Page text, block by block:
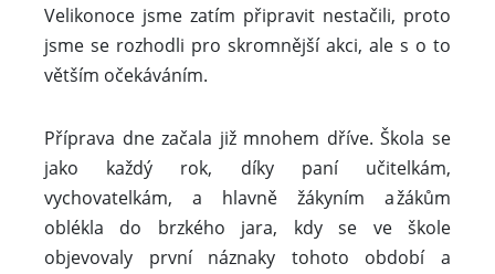
Velikonoce jsme zatím připravit nestačili, proto
jsme se rozhodli pro skromnější akci, ale s o to
větším očekáváním.
Příprava dne začala již mnohem dříve. Škola se
jako každý rok, díky paní učitelkám,
vychovatelkám, a hlavně žákyním a žákům
oblékla do brzkého jara, kdy se ve škole
objevovaly první náznaky tohoto období a